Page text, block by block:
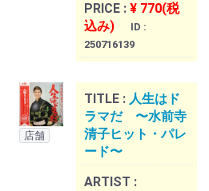
PRICE : ¥ 770(税
込み)
ID :
250716139
店舗
TITLE : 人生はド
ラマだ 〜水前寺
清子ヒット・パレ
ード〜
ARTIST :